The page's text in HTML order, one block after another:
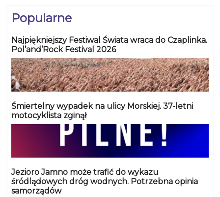
Popularne
Najpiękniejszy Festiwal Świata wraca do Czaplinka.
Pol’and’Rock Festival 2026
Śmiertelny wypadek na ulicy Morskiej. 37-letni
motocyklista zginął
Jezioro Jamno może trafić do wykazu
śródlądowych dróg wodnych. Potrzebna opinia
samorządów